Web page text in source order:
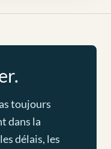
toujours
dans la
délais, les